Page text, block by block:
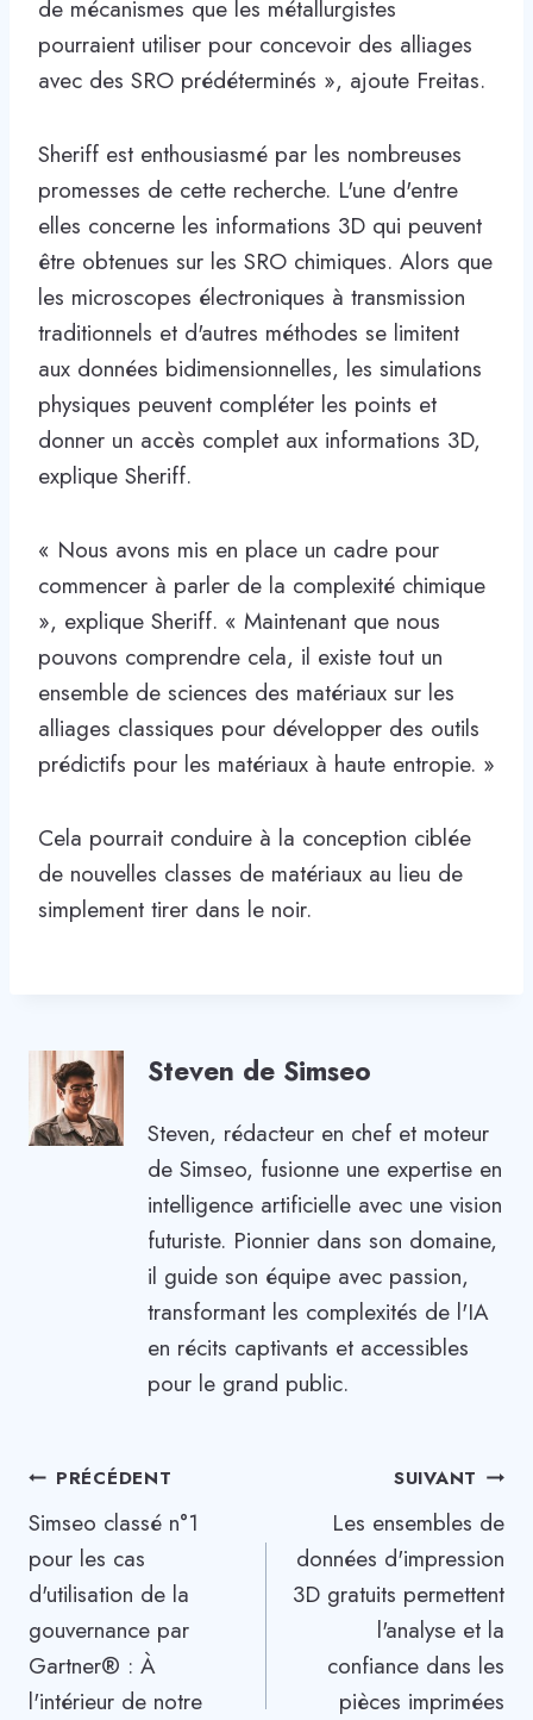
de mécanismes que les métallurgistes
pourraient utiliser pour concevoir des alliages
avec des SRO prédéterminés », ajoute Freitas.
Sheriff est enthousiasmé par les nombreuses
promesses de cette recherche. L'une d'entre
elles concerne les informations 3D qui peuvent
être obtenues sur les SRO chimiques. Alors que
les microscopes électroniques à transmission
traditionnels et d'autres méthodes se limitent
aux données bidimensionnelles, les simulations
physiques peuvent compléter les points et
donner un accès complet aux informations 3D,
explique Sheriff.
« Nous avons mis en place un cadre pour
commencer à parler de la complexité chimique
», explique Sheriff. « Maintenant que nous
pouvons comprendre cela, il existe tout un
ensemble de sciences des matériaux sur les
alliages classiques pour développer des outils
prédictifs pour les matériaux à haute entropie. »
Cela pourrait conduire à la conception ciblée
de nouvelles classes de matériaux au lieu de
simplement tirer dans le noir.
Steven de Simseo
Steven, rédacteur en chef et moteur
de Simseo, fusionne une expertise en
intelligence artificielle avec une vision
futuriste. Pionnier dans son domaine,
il guide son équipe avec passion,
transformant les complexités de l'IA
en récits captivants et accessibles
pour le grand public.
Navigation
de
l’article
PRÉCÉDENT
Simseo classé n°1
pour les cas
d'utilisation de la
gouvernance par
Gartner® : À
l'intérieur de notre
SUIVANT
Les ensembles de
données d'impression
3D gratuits permettent
l'analyse et la
confiance dans les
pièces imprimées